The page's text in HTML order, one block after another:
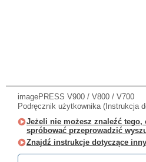
imagePRESS V900 / V800 / V700
Podręcznik użytkownika (Instrukcja
Jeżeli nie możesz znaleźć tego,
spróbować przeprowadzić
Znajdź instrukcje dotyczące